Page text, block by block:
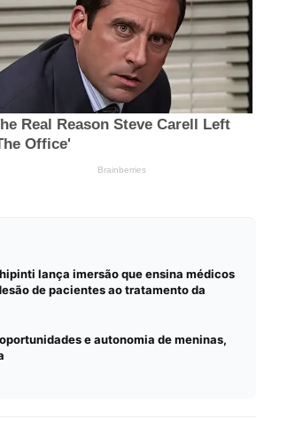
lança imersão que ensina médicos
de pacientes ao tratamento da
e autonomia de meninas,